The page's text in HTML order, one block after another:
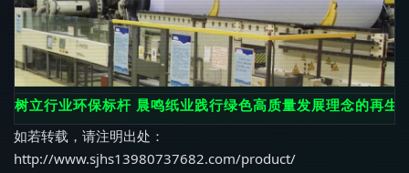
树立行业环保标杆 晨鸣纸业践行绿色高质量发展理念的再生
如若转载，请注明出处：
http://www.sjhs13980737682.com/product/